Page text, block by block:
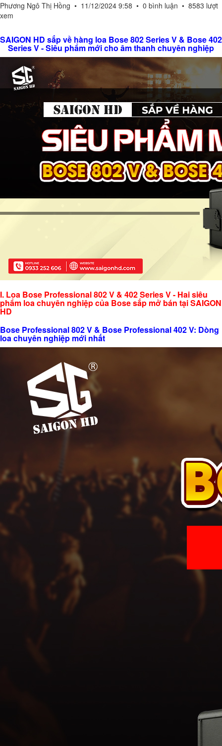
Phương Ngô Thị Hồng • 11/12/2024 9:58 • 0 bình luận • 8583 lượt
xem
SAIGON HD sắp về hàng loa Bose 802 Series V & Bose 402
Series V - Siêu phẩm mới cho âm thanh chuyên nghiệp
I. Loa Bose Professional 802 V & 402 Series V - Hai siêu
phẩm loa chuyên nghiệp của Bose sắp mở bán tại SAIGON
HD
Bose Professional 802 V & Bose Professional 402 V: Dòng
loa chuyên nghiệp mới nhất